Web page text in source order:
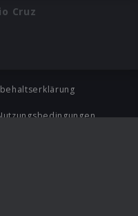
Cruz